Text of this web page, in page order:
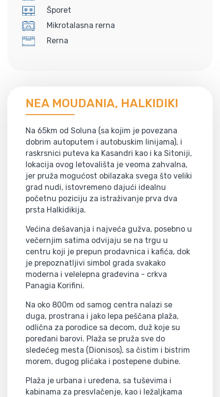
Šporet
Mikrotalasna rerna
Rerna
NEA MOUDANIA, HALKIDIKI
Na 65km od Soluna (sa kojim je povezana
dobrim autoputem i autobuskim linijama), i
raskrsnici puteva ka Kasandri kao i ka Sitoniji,
lokacija ovog letovališta je veoma zahvalna,
jer pruža mogućost obilazaka svega što veliki
grad nudi, istovremeno dajući idealnu
početnu poziciju za istraživanje prva dva
prsta Halkidikija.
Većina dešavanja i najveća gužva, posebno u
večernjim satima odvijaju se na trgu u
centru koji je prepun prodavnica i kafića, dok
je prepoznatljivi simbol grada svakako
moderna i velelepna građevina - crkva
Panagia Korifini.
Na oko 800m od samog centra nalazi se
duga, prostrana i jako lepa peščana plaža,
odlična za porodice sa decom, duž koje su
poređani barovi. Plaža se pruža sve do
sledećeg mesta (Dionisos), sa čistim i bistrim
morem, dugog plićaka i postepene dubine.
Plaža je urbana i uređena, sa tuševima i
kabinama za presvlačenje, kao i ležaljkama